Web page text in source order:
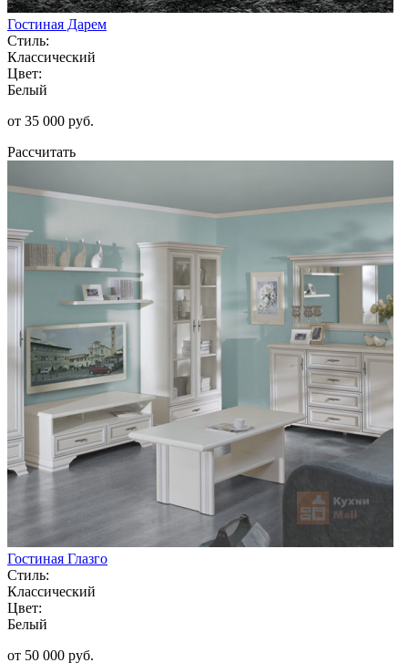
Гостиная Дарем
Стиль:
Классический
Цвет:
Белый
от 35 000 руб.
Рассчитать
Гостиная Глазго
Стиль:
Классический
Цвет:
Белый
от 50 000 руб.